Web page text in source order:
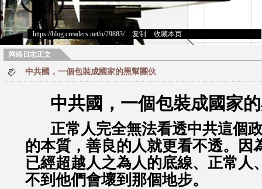
https://blog.creaders.net/u/29883/> 复制 收藏本页
网络日志正文
中共國，一個包裝成國家的黑幫團伙
中共國，一個包裝成國家
正常人完全無法看透中共這個
的本質，善良的人就更看不透。因
已經超越人之為人的底線、正常人
不到他們會壞到那個地步。